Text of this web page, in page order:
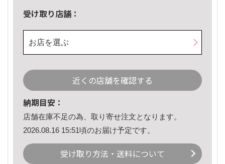
受け取り店舗：
お店を選ぶ
近くの店舗を確認する
納期目安：
店舗在庫不足の為、取り寄せ注文となります。
2026.08.16 15:51頃のお届け予定です。
受け取り方法・送料について